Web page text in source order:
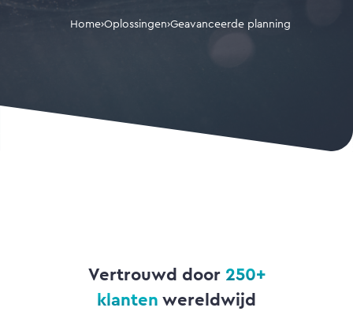
Home›Oplossingen›Geavanceerde planning
Vertrouwd door 250+
klantenwereldwijd